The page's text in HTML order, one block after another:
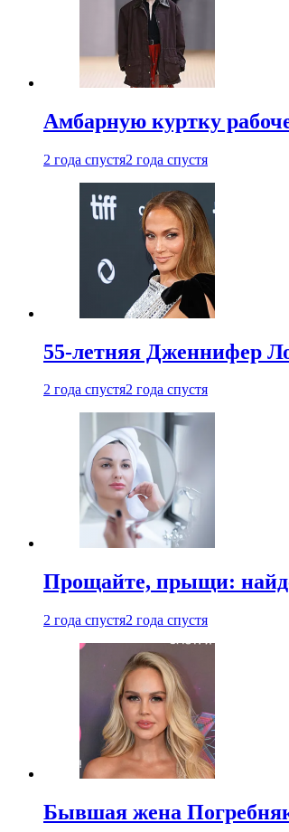
Амбарную куртку
2 года спустя2 года спустя
55-летняя Дженнифер
2 года спустя2 года спустя
Прощайте, прыщи:
2 года спустя2 года спустя
Бывшая жена